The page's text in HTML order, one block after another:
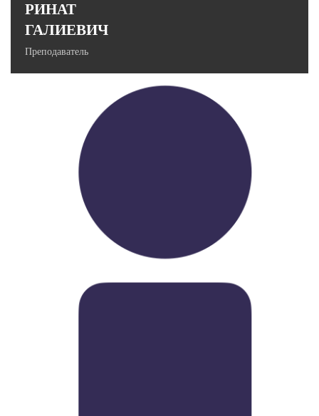
РИНАТ
ГАЛИЕВИЧ
Преподаватель